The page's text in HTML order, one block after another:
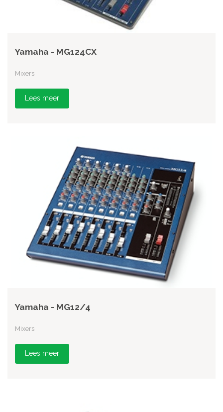
Yamaha - MG124CX
Mixers
Lees meer
Yamaha - MG12/4
Mixers
Lees meer